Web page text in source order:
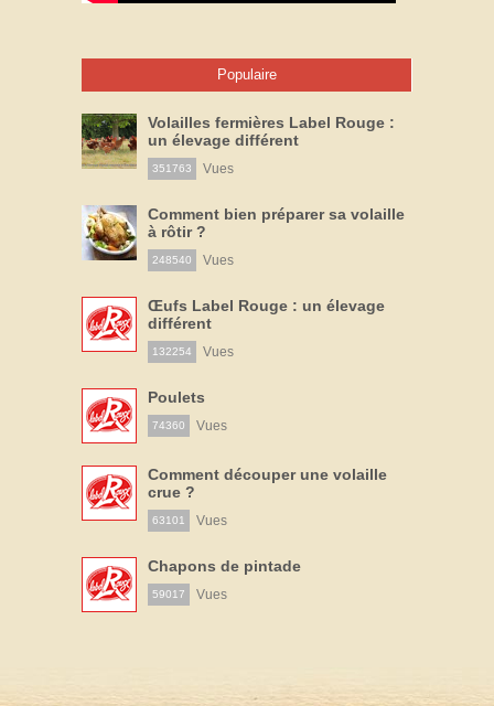
Populaire
Volailles fermières Label Rouge :
un élevage différent
351763 Vues
Comment bien préparer sa volaille
à rôtir ?
248540 Vues
Œufs Label Rouge : un élevage
différent
132254 Vues
Poulets
74360 Vues
Comment découper une volaille
crue ?
63101 Vues
Chapons de pintade
59017 Vues